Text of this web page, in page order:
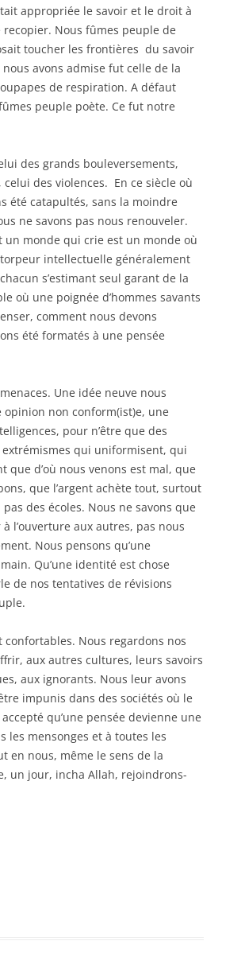
appropriée le savoir et le droit à
Nous fûmes peuple de
toucher les frontières du savoir
avons admise fut celle de la
de respiration. A défaut
peuple poète. Ce fut notre
des grands bouleversements,
des violences. En ce siècle où
été catapultés, sans la moindre
ne savons pas nous renouveler.
un monde qui crie est un monde où
intellectuelle généralement
s’estimant seul garant de la
où une poignée d’hommes savants
comment nous devons
été formatés à une pensée
Une idée neuve nous
non conform(ist)e, une
pour n’être que des
qui uniformisent, qui
d’où nous venons est mal, que
que l’argent achète tout, surtout
des écoles. Nous ne savons que
l’ouverture aux autres, pas nous
Nous pensons qu’une
Qu’une identité est chose
de nos tentatives de révisions
confortables. Nous regardons nos
aux autres cultures, leurs savoirs
aux ignorants. Nous leur avons
impunis dans des sociétés où le
qu’une pensée devienne une
les mensonges et à toutes les
en nous, même le sens de la
un jour, incha Allah, rejoindrons-